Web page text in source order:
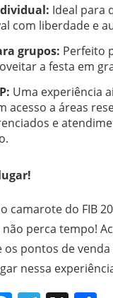
Ideal para
com liberdade e
grupos: Perfeito
a festa em
Uma experiência
acesso a áreas
e
camarote do FIB
perca tempo!
pontos de
nessa